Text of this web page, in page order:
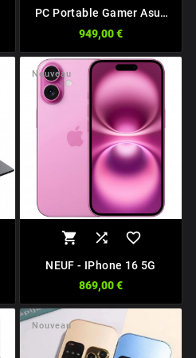
PC Portable Gamer Asus
7535HS / 16Go / 512Go /
RTX 3050 / 15,6''FHD 144
Hz / W11
949,00 €
Nouveau
  
NEUF - IPhone 16 5G
869,00 €
Nouveau